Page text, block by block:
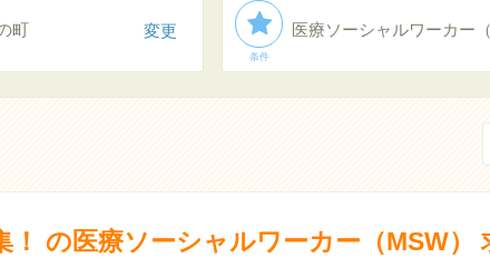
町 変更
条件
医療ソーシャルワーカー
！ の医療ソーシャルワーカー（MSW）